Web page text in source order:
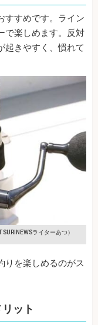
すすめです。ライン
で楽しめます。反対
起きやすく、慣れて
ライターあつ）
りを楽しめるのがス
ット